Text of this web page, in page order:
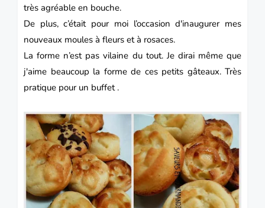
très agréable en bouche.
De plus, c’était pour moi l’occasion d'inaugurer mes
nouveaux moules à fleurs et à rosaces.
La forme n’est pas vilaine du tout. Je dirai même que
j'aime beaucoup la forme de ces petits gâteaux. Très
pratique pour un buffet .